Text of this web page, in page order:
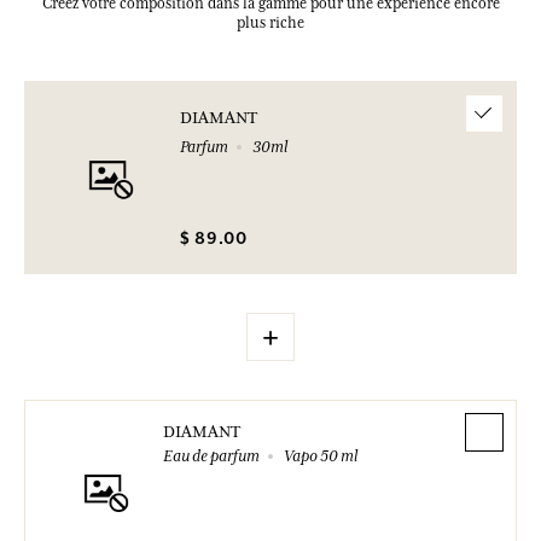
Créez votre composition dans la gamme pour une expérience encore
plus riche
DIAMANT
Parfum
30ml
$ 89.00
+
DIAMANT
Eau de parfum
Vapo 50 ml